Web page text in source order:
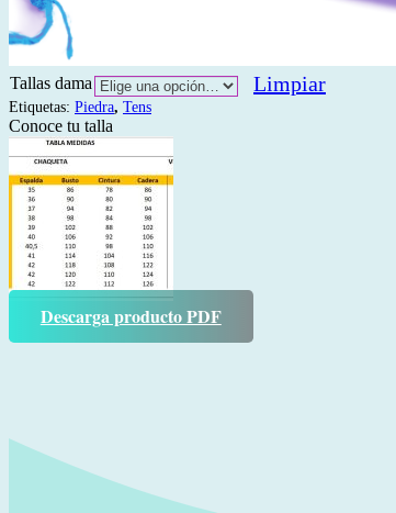
Tallas dama Limpiar
Etiquetas: Piedra, Tens
Conoce tu talla
Descarga producto PDF